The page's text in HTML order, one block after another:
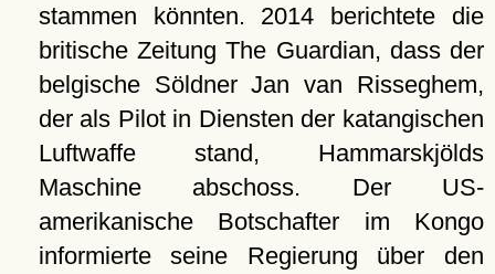
stammen könnten. 2014 berichtete die
britische Zeitung The Guardian, dass der
belgische Söldner Jan van Risseghem,
der als Pilot in Diensten der katangischen
Luftwaffe stand, Hammarskjölds
Maschine abschoss. Der US-
amerikanische Botschafter im Kongo
informierte seine Regierung über den